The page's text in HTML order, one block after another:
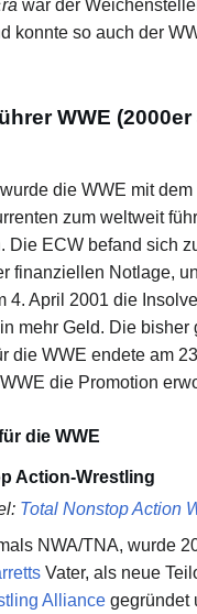
war der
konnte so auch der
WWE
die WWE mit
zum weltweit
Die ECW befand sich
finanziellen Notlage,
4. April 2001 die
mehr Geld. Die bisher
die WWE endete am
die Promotion
die WWE
Action-Wrestling
: Total Nonstop Action
NWA/TNA, wurde
Vater, als neue
Alliance gegründet